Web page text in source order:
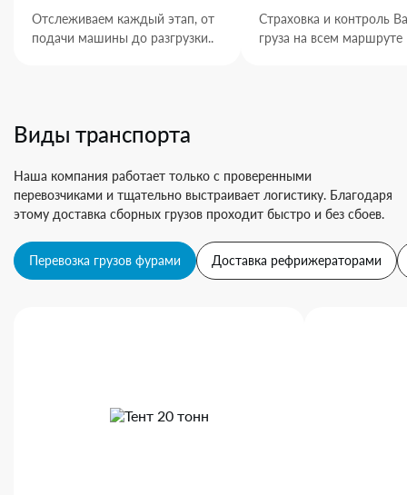
Отслеживаем каждый этап, от
подачи машины до разгрузки..
Страховка и контроль
груза на всем маршруте
Виды транспорта
Наша компания работает только с проверенными
перевозчиками и тщательно выстраивает логистику. Благодаря
этому доставка сборных грузов проходит быстро и без сбоев.
Перевозка грузов фурами Доставка рефрижераторами